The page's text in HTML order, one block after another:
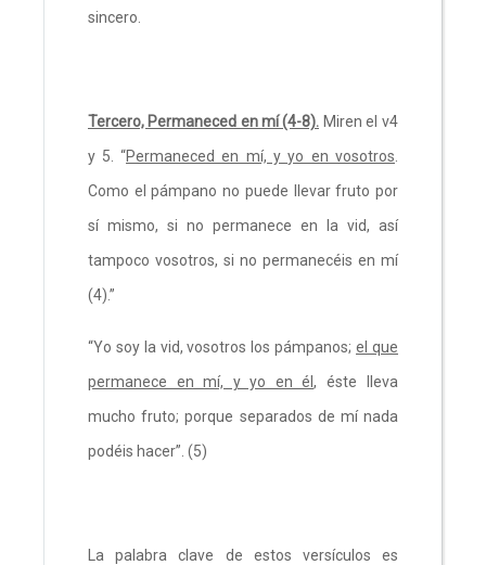
sincero.
Tercero, Permaneced en mí (4-8). Miren el v4
y 5. “Permaneced en mí, y yo en vosotros
Como el pámpano no puede llevar fruto por
sí mismo, si no permanece en la vid, así
tampoco vosotros, si no permanecéis en mí
(4).”
“Yo soy la vid, vosotros los pámpanos; el que
permanece en mí, y yo en él, éste lleva
mucho fruto; porque separados de mí nada
podéis hacer”. (5)
La palabra clave de estos versículos es